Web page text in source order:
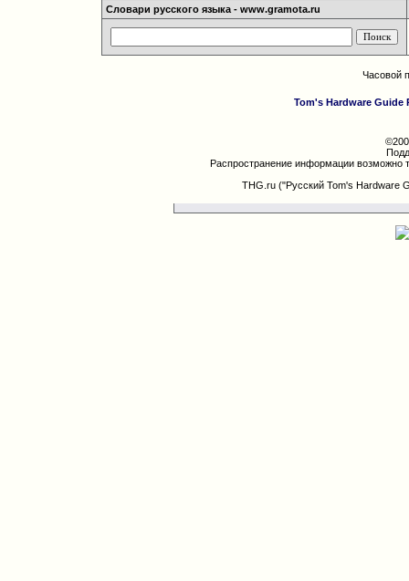
Словари русского языка - www.gramota.ru
Часовой
Tom's Hardware Guide
Распространение информации возможно
THG.ru ("Русский Tom's Hardware